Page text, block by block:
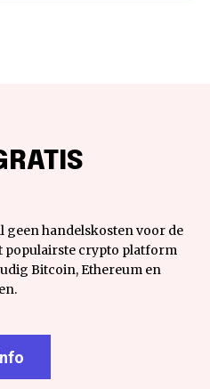
geen handelskosten voor de
populairste crypto platform
Bitcoin, Ethereum en